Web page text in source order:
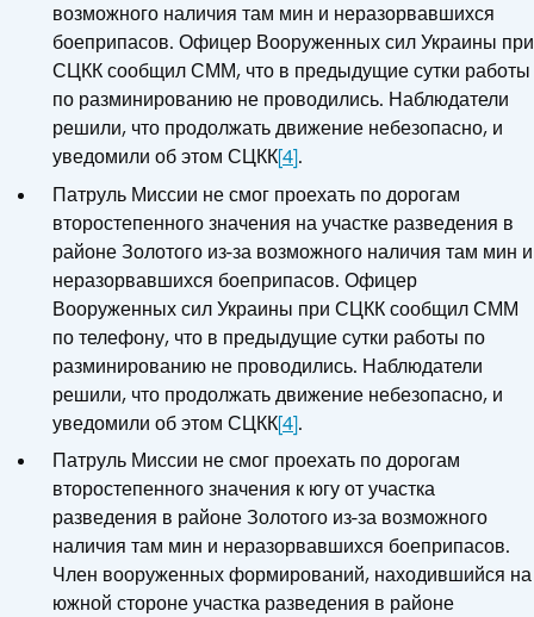
возможного наличия там мин и неразорвавшихся
боеприпасов. Офицер Вооруженных сил Украины при
СЦКК сообщил СММ, что в предыдущие сутки работы
по разминированию не проводились. Наблюдатели
решили, что продолжать движение небезопасно, и
уведомили об этом СЦКК[4].
Патруль Миссии не смог проехать по дорогам
второстепенного значения на участке разведения в
районе Золотого из-за возможного наличия там мин и
неразорвавшихся боеприпасов. Офицер
Вооруженных сил Украины при СЦКК сообщил СММ
по телефону, что в предыдущие сутки работы по
разминированию не проводились. Наблюдатели
решили, что продолжать движение небезопасно, и
уведомили об этом СЦКК[4].
Патруль Миссии не смог проехать по дорогам
второстепенного значения к югу от участка
разведения в районе Золотого из-за возможного
наличия там мин и неразорвавшихся боеприпасов.
Член вооруженных формирований, находившийся на
южной стороне участка разведения в районе